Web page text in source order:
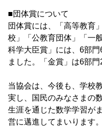
■団体賞について
団体賞には、「高等教育
校」「公教育団体」「一
科学大臣賞」には、6部
ました。「金賞」は6部門
当協会は、今後も、学校
実し、国民のみなさまの
生涯を通じた数学学習が
営に邁進してまいります。